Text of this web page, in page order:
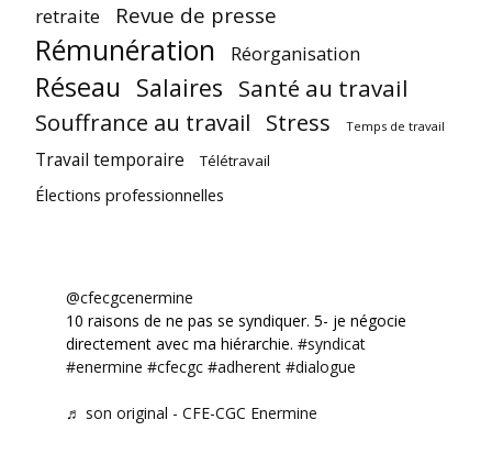
retraite Revue de presse
Rémunération Réorganisation
Réseau Salaires Santé au travail
Souffrance au travail Stress Temps de travail
Travail temporaire Télétravail
Élections professionnelles
@cfecgcenermine
10 raisons de ne pas se syndiquer. 5- je négocie
directement avec ma hiérarchie. #syndicat
#enermine #cfecgc #adherent #dialogue
♬ son original - CFE-CGC Enermine